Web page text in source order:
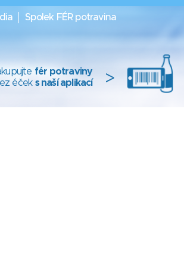
Spolek FÉR potravina
fér potraviny
éček s naší aplikací >